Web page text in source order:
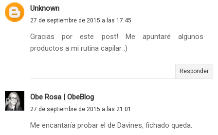
Unknown
27 de septiembre de 2015 a las 17:45
Gracias por este post! Me apuntaré algunos
productos a mi rutina capilar :)
Responder
Obe Rosa | ObeBlog
27 de septiembre de 2015 a las 21:01
Me encantaría probar el de Davines, fichado queda.